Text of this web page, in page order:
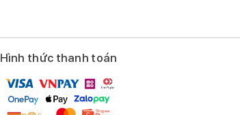
Hình thức thanh toán